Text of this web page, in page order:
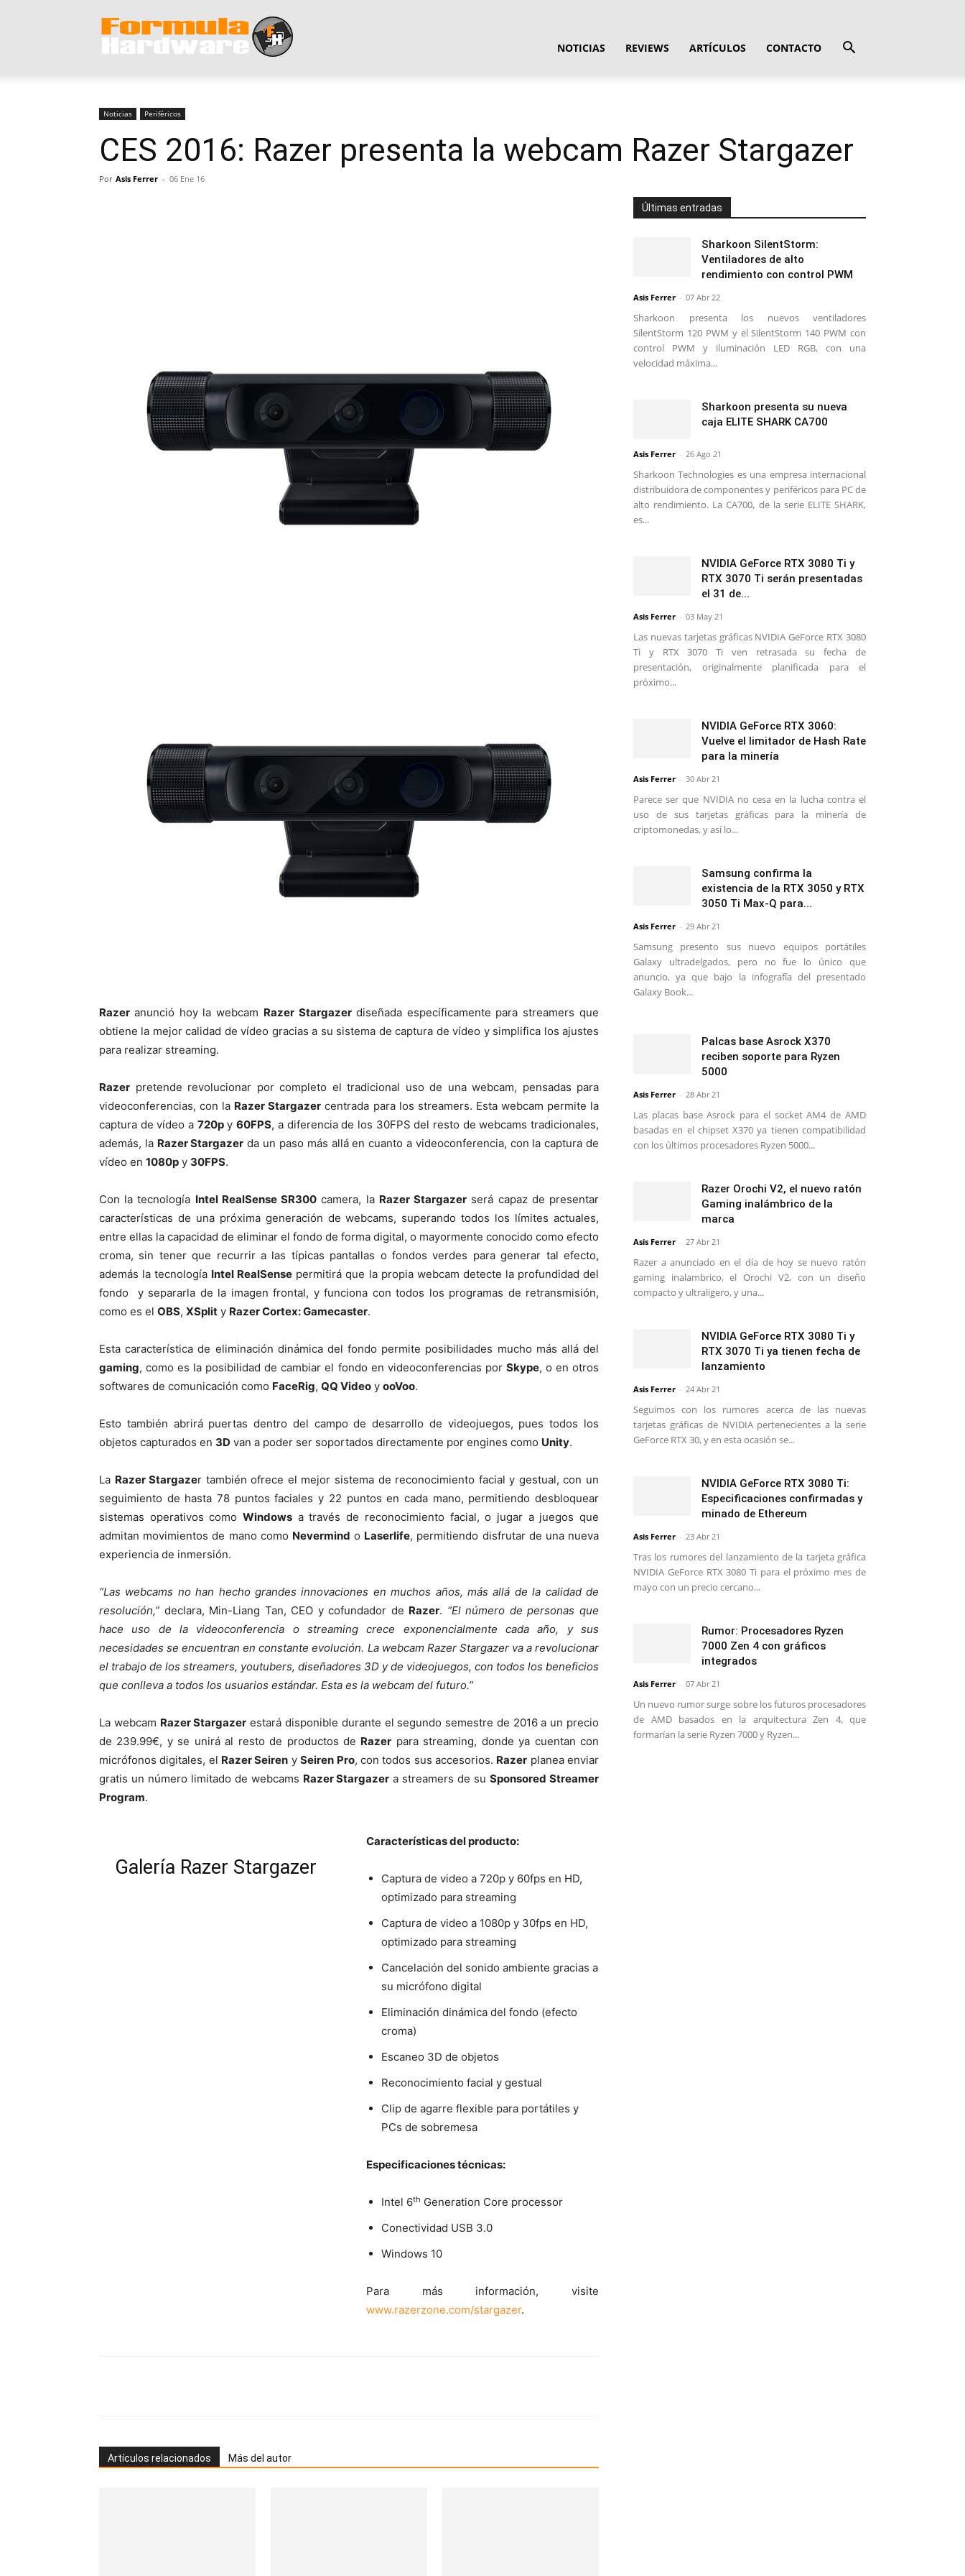
NOTICIAS REVIEWS ARTÍCULOS CONTACTO
Noticias Periféricos
CES 2016: Razer presenta la webcam Razer Stargazer
Por Asis Ferrer - 06 Ene 16
Razer anunció hoy la webcam Razer Stargazer diseñada específicamente para streamers que
obtiene la mejor calidad de vídeo gracias a su sistema de captura de vídeo y simplifica los ajustes
para realizar streaming.
Razer pretende revolucionar por completo el tradicional uso de una webcam, pensadas para
videoconferencias, con la Razer Stargazer centrada para los streamers. Esta webcam permite la
captura de vídeo a 720py60FPS, a diferencia de los 30FPS del resto de webcams tradicionales,
además, la Razer Stargazer da un paso más allá en cuanto a videoconferencia, con la captura de
vídeo en 1080p y 30FPS.
Con la tecnología Intel RealSense SR300 camera, la Razer Stargazer será capaz de presentar
características de una próxima generación de webcams, superando todos los límites actuales,
entre ellas la capacidad de eliminar el fondo de forma digital, o mayormente conocido como efecto
croma, sin tener que recurrir a las típicas pantallas o fondos verdes para generar tal efecto,
además la tecnología Intel RealSense permitirá que la propia webcam detecte la profundidad del
fondo y separarla de la imagen frontal, y funciona con todos los programas de retransmisión,
como es el OBS, XSplit y Razer Cortex: Gamecaster.
Esta característica de eliminación dinámica del fondo permite posibilidades mucho más allá del
gaming, como es la posibilidad de cambiar el fondo en videoconferencias por Skype, o en otros
softwares de comunicación como FaceRig, QQ Video y ooVoo.
Esto también abrirá puertas dentro del campo de desarrollo de videojuegos, pues todos los
objetos capturados en 3D van a poder ser soportados directamente por engines como Unity.
La Razer Stargazer también ofrece el mejor sistema de reconocimiento facial y gestual, con un
seguimiento de hasta 78 puntos faciales y 22 puntos en cada mano, permitiendo desbloquear
sistemas operativos comoWindows a través de reconocimiento facial, o jugar a juegos que
admitan movimientos de mano como Nevermind o Laserlife, permitiendo disfrutar de una nueva
experiencia de inmersión.
“Las webcams no han hecho grandes innovaciones en muchos años, más allá de la calidad de
resolución,” declara, Min-Liang Tan, CEO y cofundador de Razer. “El número de personas que
hace uso de la videoconferencia o streaming crece exponencialmente cada año, y sus
necesidades se encuentran en constante evolución. La webcam Razer Stargazer va a revolucionar
el trabajo de los streamers, youtubers, diseñadores 3D y de videojuegos, con todos los beneficios
que conlleva a todos los usuarios estándar. Esta es la webcam del futuro.”
La webcam Razer Stargazer estará disponible durante el segundo semestre de 2016 a un precio
de 239.99€, y se unirá al resto de productos de Razer para streaming, donde ya cuentan con
micrófonos digitales, el Razer Seiren ySeiren Pro, con todos sus accesorios. Razer planea enviar
gratis un número limitado de webcams Razer Stargazer a streamers de suSponsored Streamer
Program.
Galería Razer Stargazer
Características del producto:
Captura de video a 720p y 60fps en HD,
optimizado para streaming
Captura de video a 1080p y 30fps en HD,
optimizado para streaming
Cancelación del sonido ambiente gracias a
su micrófono digital
Eliminación dinámica del fondo (efecto
croma)
Escaneo 3D de objetos
Reconocimiento facial y gestual
Clip de agarre flexible para portátiles y
PCs de sobremesa
Especificaciones técnicas:
Intel 6th Generation Core processor
Conectividad USB 3.0
Windows 10
Para más información, visite
www.razerzone.com/stargazer.
Artículos relacionados Más del autor
Últimas entradas
Sharkoon SilentStorm:
Ventiladores de alto
rendimiento con control PWM
Asis Ferrer - 07 Abr 22
Sharkoon presenta los nuevos ventiladores
SilentStorm 120 PWM y el SilentStorm 140 PWM con
control PWM y iluminación LED RGB, con una
velocidad máxima...
Sharkoon presenta su nueva
caja ELITE SHARK CA700
Asis Ferrer - 26 Ago 21
Sharkoon Technologies es una empresa internacional
distribuidora de componentes y periféricos para PC de
alto rendimiento. La CA700, de la serie ELITE SHARK,
es...
NVIDIA GeForce RTX 3080 Ti y
RTX 3070 Ti serán presentadas
el 31 de...
Asis Ferrer - 03 May 21
Las nuevas tarjetas gráficas NVIDIA GeForce RTX 3080
Ti y RTX 3070 Ti ven retrasada su fecha de
presentación, originalmente planificada para el
próximo...
NVIDIA GeForce RTX 3060:
Vuelve el limitador de Hash Rate
para la minería
Asis Ferrer - 30 Abr 21
Parece ser que NVIDIA no cesa en la lucha contra el
uso de sus tarjetas gráficas para la minería de
criptomonedas, y así lo...
Samsung confirma la
existencia de la RTX 3050 y RTX
3050 Ti Max-Q para...
Asis Ferrer - 29 Abr 21
Samsung presento sus nuevo equipos portátiles
Galaxy ultradelgados, pero no fue lo único que
anuncio, ya que bajo la infografía del presentado
Galaxy Book...
Palcas base Asrock X370
reciben soporte para Ryzen
5000
Asis Ferrer - 28 Abr 21
Las placas base Asrock para el socket AM4 de AMD
basadas en el chipset X370 ya tienen compatibilidad
con los últimos procesadores Ryzen 5000...
Razer Orochi V2, el nuevo ratón
Gaming inalámbrico de la
marca
Asis Ferrer - 27 Abr 21
Razer a anunciado en el día de hoy se nuevo ratón
gaming inalambrico, el Orochi V2, con un diseño
compacto y ultraligero, y una...
NVIDIA GeForce RTX 3080 Ti y
RTX 3070 Ti ya tienen fecha de
lanzamiento
Asis Ferrer - 24 Abr 21
Seguimos con los rumores acerca de las nuevas
tarjetas gráficas de NVIDIA pertenecientes a la serie
GeForce RTX 30, y en esta ocasión se...
NVIDIA GeForce RTX 3080 Ti:
Especificaciones confirmadas y
minado de Ethereum
Asis Ferrer - 23 Abr 21
Tras los rumores del lanzamiento de la tarjeta gráfica
NVIDIA GeForce RTX 3080 Ti para el próximo mes de
mayo con un precio cercano...
Rumor: Procesadores Ryzen
7000 Zen 4 con gráficos
integrados
Asis Ferrer - 07 Abr 21
Un nuevo rumor surge sobre los futuros procesadores
de AMD basados en la arquitectura Zen 4, que
formarían la serie Ryzen 7000 y Ryzen...